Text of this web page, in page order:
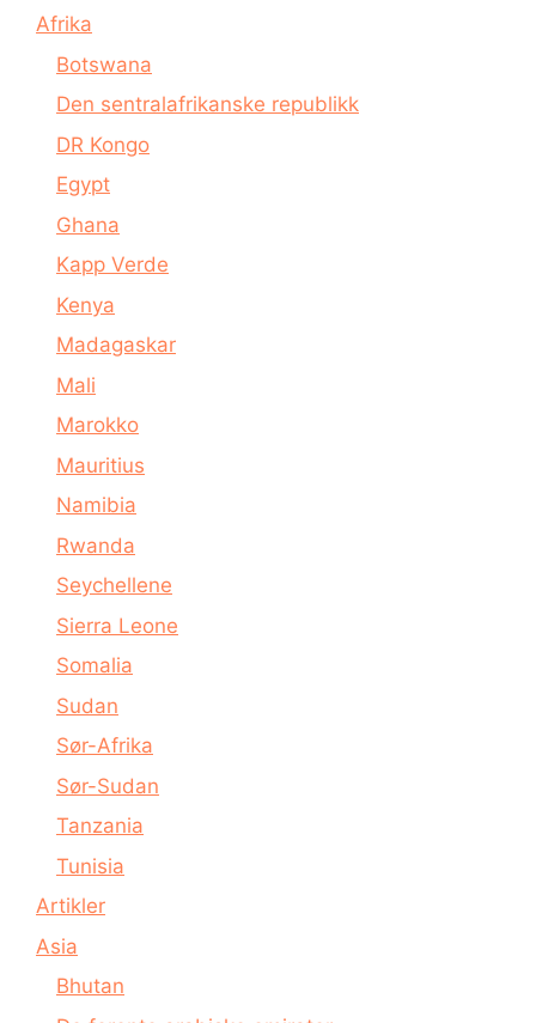
Afrika
Botswana
Den sentralafrikanske republikk
DR Kongo
Egypt
Ghana
Kapp Verde
Kenya
Madagaskar
Mali
Marokko
Mauritius
Namibia
Rwanda
Seychellene
Sierra Leone
Somalia
Sudan
Sør-Afrika
Sør-Sudan
Tanzania
Tunisia
Artikler
Asia
Bhutan